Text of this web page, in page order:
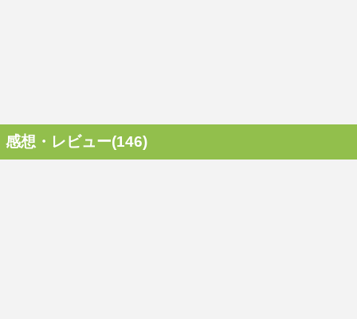
感想・レビュー(146)